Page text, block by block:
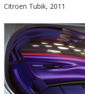
Citroen Tubik, 2011